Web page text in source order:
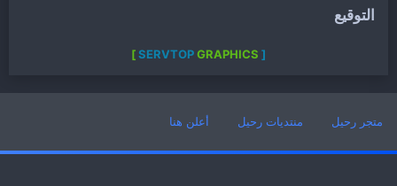
التوقيع
[ SERVTOP
GRAPHICS ]
متجر رحيل منتديات رحيل أعلن هنا